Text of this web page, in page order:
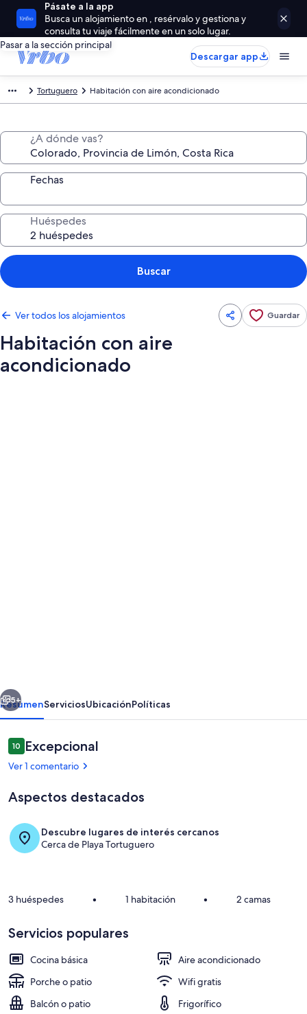
Pásate a la app
Busca un alojamiento en , resérvalo y gestiona y
consulta tu viaje fácilmente en un solo lugar.
Pasar a la sección principal
Descargar app
Tortuguero Habitación con aire acondicionado
¿A dónde vas?
Fechas
Huéspedes
Buscar
Ver todos los alojamientos Guardar
Habitación con aire
acondicionado
Habitación
Siguiente
5+
ResumenServiciosUbicaciónPolíticas
Comentarios
1010 de 10
Excepcional
Ver 1 comentario
Aspectos destacados
Descubre lugares de interés cercanos
Cerca de Playa Tortuguero
3 huéspedes • 1 habitación • 2 camas
Servicios populares
Cocina básica
Aire acondicionado
Porche o patio
Wifi gratis
Balcón o patio
Frigorífico